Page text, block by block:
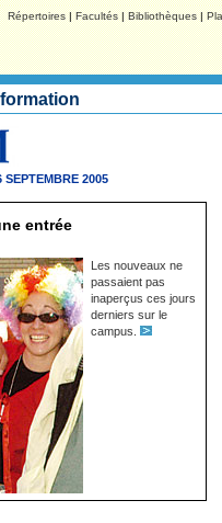
Répertoires|Facultés|Bibliothèques|
SEPTEMBRE 2005
entrée
Les nouveaux ne
passaient pas
inaperçus ces jours
derniers sur le
campus.